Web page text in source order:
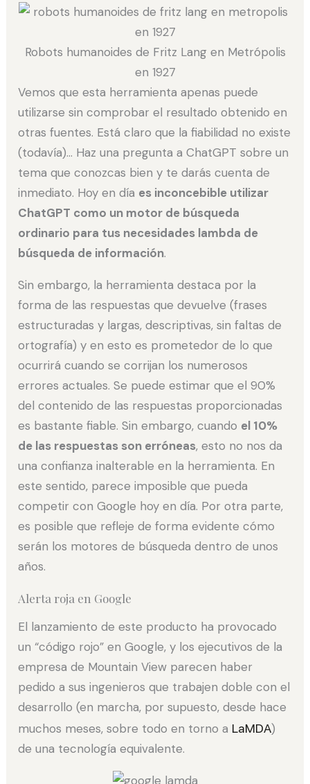
Robots humanoides de Fritz Lang en Metrópolis
en 1927
Vemos que esta herramienta apenas puede
utilizarse sin comprobar el resultado obtenido en
otras fuentes. Está claro que la fiabilidad no existe
(todavía)… Haz una pregunta a ChatGPT sobre un
tema que conozcas bien y te darás cuenta de
inmediato. Hoy en día es inconcebible utilizar
ChatGPT como un motor de búsqueda
ordinario para tus necesidades lambda de
búsqueda de información.
Sin embargo, la herramienta destaca por la
forma de las respuestas que devuelve (frases
estructuradas y largas, descriptivas, sin faltas de
ortografía) y en esto es prometedor de lo que
ocurrirá cuando se corrijan los numerosos
errores actuales. Se puede estimar que el 90%
del contenido de las respuestas proporcionadas
es bastante fiable. Sin embargo, cuando el 10%
de las respuestas son erróneas, esto no nos da
una confianza inalterable en la herramienta. En
este sentido, parece imposible que pueda
competir con Google hoy en día. Por otra parte,
es posible que refleje de forma evidente cómo
serán los motores de búsqueda dentro de unos
años.
Alerta roja en Google
El lanzamiento de este producto ha provocado
un “código rojo” en Google, y los ejecutivos de la
empresa de Mountain View parecen haber
pedido a sus ingenieros que trabajen doble con el
desarrollo (en marcha, por supuesto, desde hace
muchos meses, sobre todo en torno a LaMDA)
de una tecnología equivalente.